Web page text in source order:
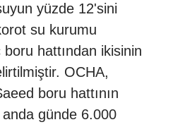
yüzde 12'sini
su kurumu
hattından ikisinin
OCHA,
boru hattının
anda günde 6.000